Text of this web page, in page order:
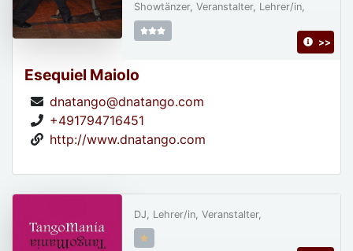
Esequiel Maiolo
dnatango@dnatango.com
+491794716451
http://www.dnatango.com
Showtänzer, Veranstalter, Lehrer/in,
>>
DJ, Lehrer/in, Veranstalter,